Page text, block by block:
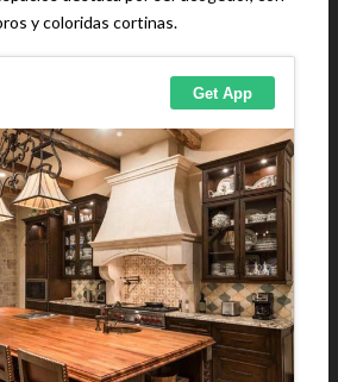
y coloridas cortinas.